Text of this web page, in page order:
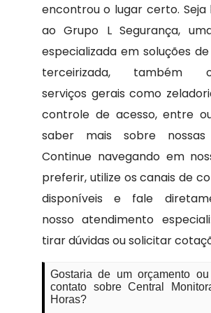
encontrou o lugar certo.
ao Grupo L Segurança,
especializada em soluções
terceirizada, também
serviços gerais como
controle de acesso, entre
saber mais sobre nossas
Continue navegando em
preferir, utilize os canais de
disponíveis e fale
nosso atendimento
tirar dúvidas ou solicitar
Gostaria de um orçamento
contato sobre Central
Horas?